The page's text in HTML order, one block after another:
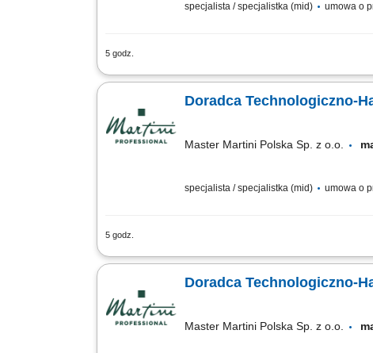
specjalista / specjalistka (mid) umowa o
5 godz.
Twój obszar odpowiedzialności:
Doradca Technologiczno-
Master Martini Polska Sp. z o.o.
specjalista / specjalistka (mid) umowa o
5 godz.
Twój obszar odpowiedzialności:
Doradca Technologiczno-
Master Martini Polska Sp. z o.o.